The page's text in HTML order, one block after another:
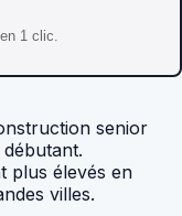
1 clic.
senior
débutant.
plus élevés en
villes.